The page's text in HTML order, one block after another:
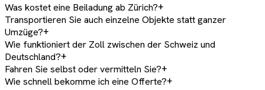
Was kostet eine Beiladung ab Zürich?+
Transportieren Sie auch einzelne Objekte statt ganzer
Umzüge?+
Wie funktioniert der Zoll zwischen der Schweiz und
Deutschland?+
Fahren Sie selbst oder vermitteln Sie?+
Wie schnell bekomme ich eine Offerte?+